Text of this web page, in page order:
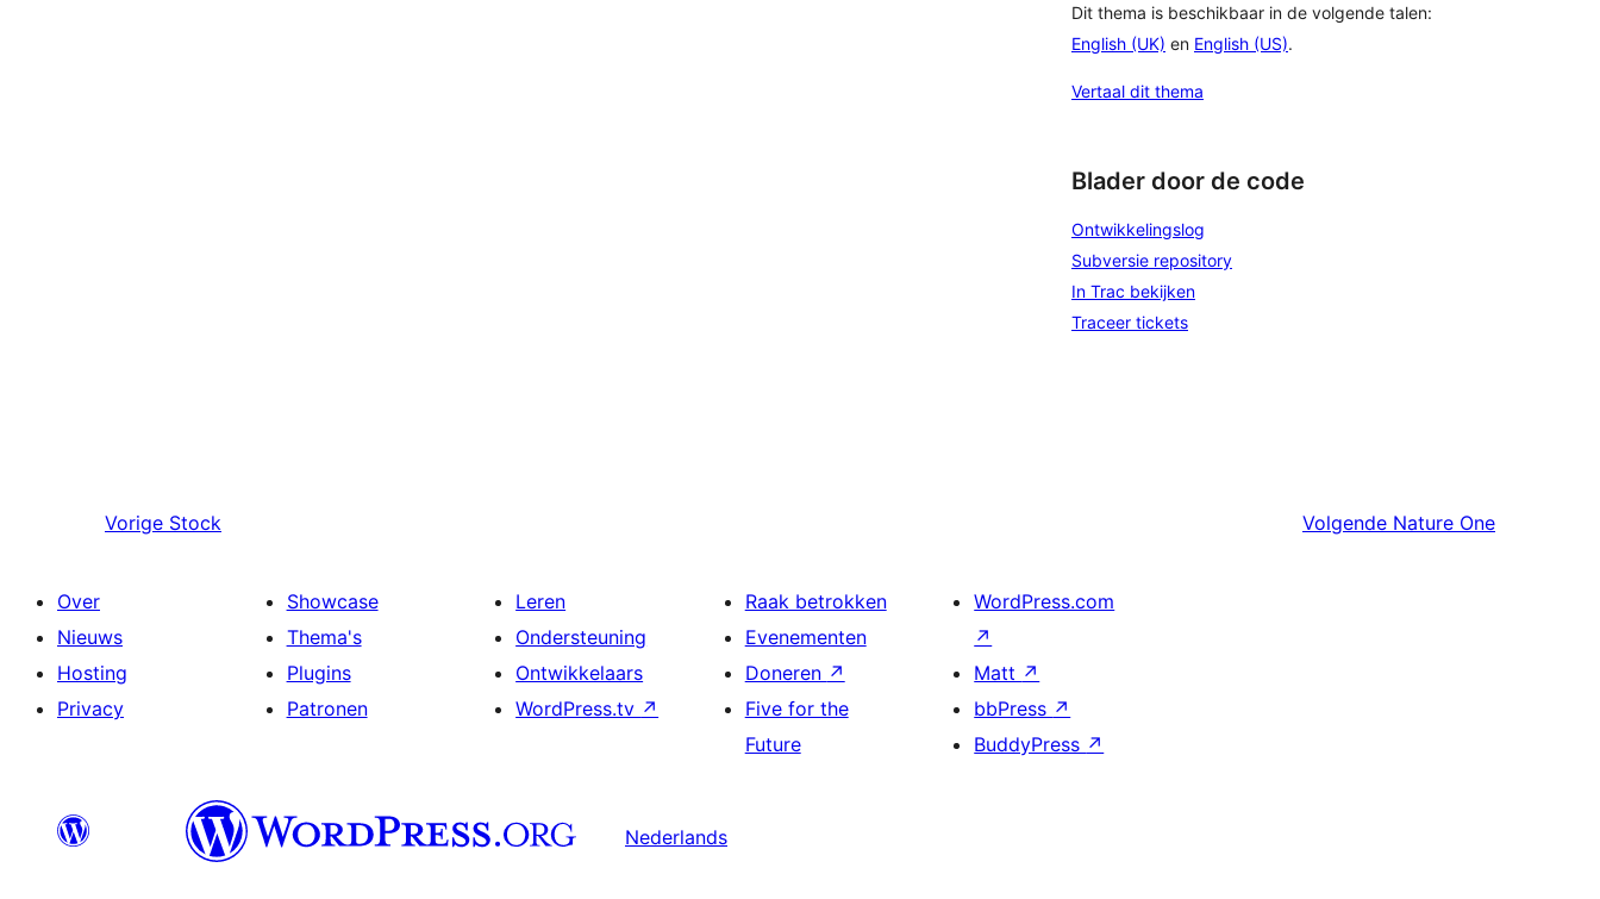
Dit thema is beschikbaar in de volgende talen:
English (UK) en English (US).
Vertaal dit thema
Blader door de code
Ontwikkelingslog
Subversie repository
In Trac bekijken
Traceer tickets
Vorige Stock Volgende Nature One
Over
Nieuws
Hosting
Privacy
Showcase
Thema's
Plugins
Patronen
Leren
Ondersteuning
Ontwikkelaars
WordPress.tv ↗
Raak betrokken
Evenementen
Doneren ↗
Five for the
Future
WordPress.com
↗
Matt ↗
bbPress ↗
BuddyPress ↗
Nederlands